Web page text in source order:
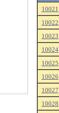
10021
10022
10023
10024
10025
10026
10027
10028